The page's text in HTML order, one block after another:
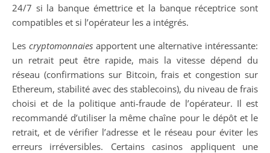
24/7 si la banque émettrice et la banque réceptrice sont
compatibles et si l’opérateur les a intégrés.
Les cryptomonnaiesapportent une alternative intéressante:
un retrait peut être rapide, mais la vitesse dépend du
réseau (confirmations sur Bitcoin, frais et congestion sur
Ethereum, stabilité avec des stablecoins), du niveau de frais
choisi et de la politique anti-fraude de l’opérateur. Il est
recommandé d’utiliser la même chaîne pour le dépôt et le
retrait, et de vérifier l’adresse et le réseau pour éviter les
erreurs irréversibles. Certains casinos appliquent une